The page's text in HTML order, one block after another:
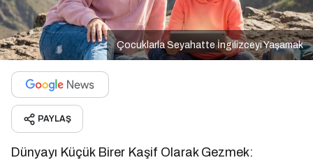
Çocuklarla Seyahatte İngilizceyi Yaşamak
PAYLAŞ
Dünyayı Küçük Birer Kaşif Olarak Gezmek: